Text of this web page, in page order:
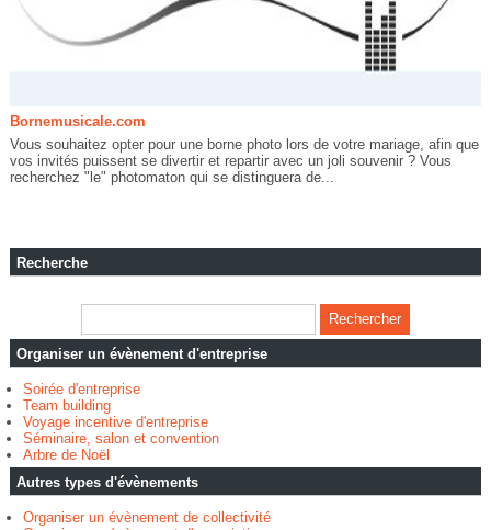
Bornemusicale.com
Vous souhaitez opter pour une borne photo lors de votre mariage, afin que
vos invités puissent se divertir et repartir avec un joli souvenir ? Vous
recherchez "le" photomaton qui se distinguera de...
Recherche
Organiser un évènement d'entreprise
Soirée d'entreprise
Team building
Voyage incentive d'entreprise
Séminaire, salon et convention
Arbre de Noël
Autres types d'évènements
Organiser un évènement de collectivité